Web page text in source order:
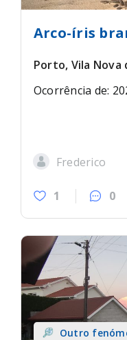
Arco-íris
Porto, Vila Nova
Ocorrência de:
Frederico
1 0
Outro